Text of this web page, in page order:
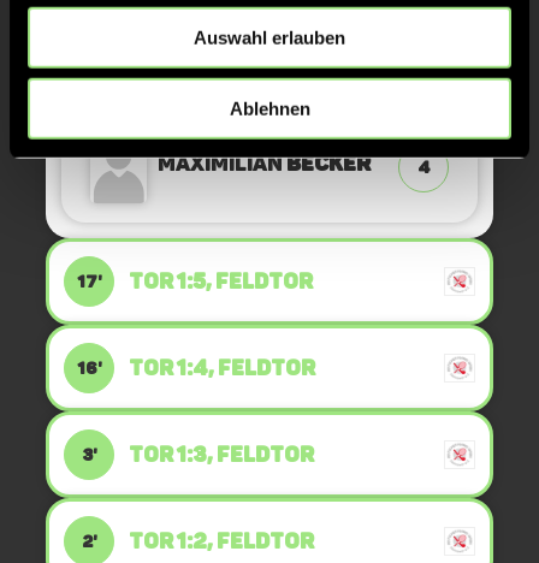
Auswahl erlauben
Ablehnen
17' GRÜNE KARTE
MaximilianBecker 4
17' TOR 1:5, FELDTOR
16' TOR 1:4, FELDTOR
3' TOR 1:3, FELDTOR
2' TOR 1:2, FELDTOR